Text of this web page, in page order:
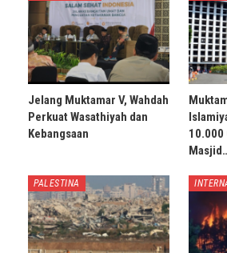
Jelang Muktamar V, Wahdah
Perkuat Wasathiyah dan
Kebangsaan
10.000
PALESTINA